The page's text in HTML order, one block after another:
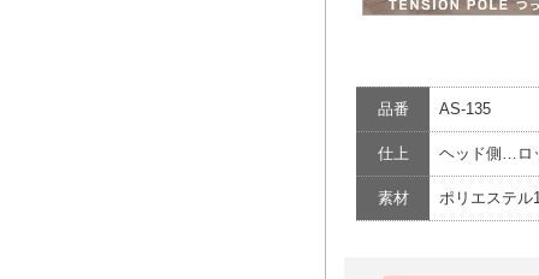
品番 AS-135
仕上 ヘッド側…ロ
素材 ポリエステ